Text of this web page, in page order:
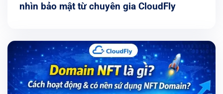
nhìn bảo mật từ chuyên gia CloudFly